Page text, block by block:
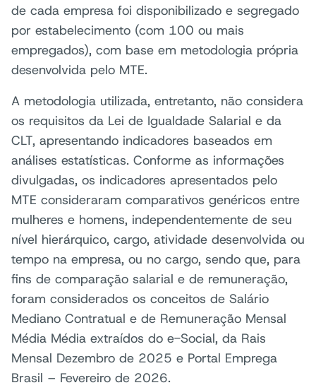
de cada empresa foi disponibilizado e segregado
por estabelecimento (com 100 ou mais
empregados), com base em metodologia própria
desenvolvida pelo MTE.
A metodologia utilizada, entretanto, não considera
os requisitos da Lei de Igualdade Salarial e da
CLT, apresentando indicadores baseados em
análises estatísticas. Conforme as informações
divulgadas, os indicadores apresentados pelo
MTE consideraram comparativos genéricos entre
mulheres e homens, independentemente de seu
nível hierárquico, cargo, atividade desenvolvida ou
tempo na empresa, ou no cargo, sendo que, para
fins de comparação salarial e de remuneração,
foram considerados os conceitos de Salário
Mediano Contratual e de Remuneração Mensal
Média Média extraídos do e-Social, da Rais
Mensal Dezembro de 2025 e Portal Emprega
Brasil – Fevereiro de 2026.